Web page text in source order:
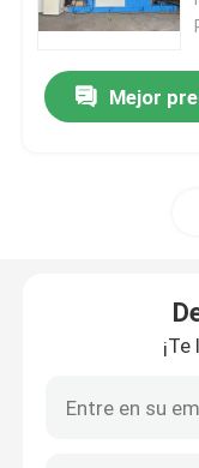
Cable que
Mejor